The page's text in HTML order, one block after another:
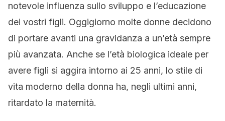
notevole influenza sullo sviluppo e l’educazione
dei vostri figli. Oggigiorno molte donne decidono
di portare avanti una gravidanza a un’età sempre
più avanzata. Anche se l’età biologica ideale per
avere figli si aggira intorno ai 25 anni, lo stile di
vita moderno della donna ha, negli ultimi anni,
ritardato la maternità.